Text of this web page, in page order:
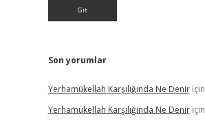
Son yorumlar
Yerhamükellah Karşılığında Ne Deniriçin
Yerhamükellah Karşılığında Ne Deniriçin